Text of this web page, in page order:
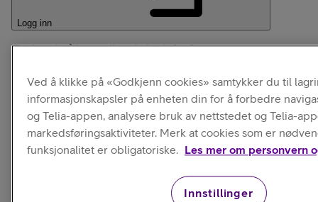
Logg inn
Ønsker du å bytte din svitsj-telefon?
Ved å klikke på «Godkjenn cookies» samtykker du til
informasjonskapsler på enheten din for å forbedre
og Telia-appen, analysere bruk av nettstedet og Telia-
markedsføringsaktiviteter. Merk at cookies som er
funksjonalitet er obligatoriske. Les mer om personvern
Innstillinger